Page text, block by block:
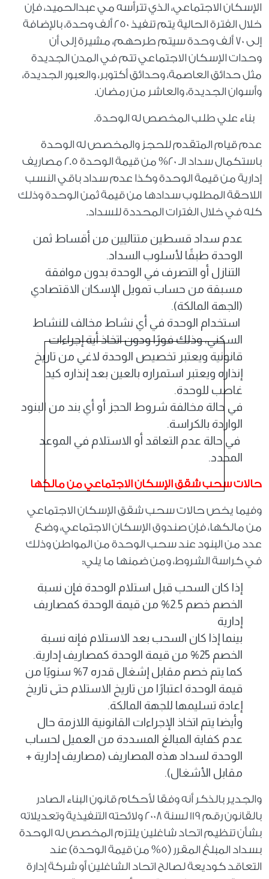
الإسكان الاجتماعي، الذي تترأسه مي عبدالحميد، فإن
خلال الفترة الحالية يتم تنفيذ 250 ألف وحدة، بالإضافة
إلى 70 ألف وحدة سيتم طرحهم، مشيرة إلى أن
وحدات الإسكان الاجتماعي تتم في المدن الجديدة
مثل حدائق العاصمة، وحدائق أكتوبر، والعبور الجديدة،
وأسوان الجديدة، والعاشر من رمضان.
بناء علي طلب المخصص له الوحدة.
عدم قيام المتقدم للحجز والمخصص له الوحدة
باستكمال سداد الـ 20% من قيمة الوحدة 2.5 مصاريف
إدارية من قيمة الوحدة وكذا عدم سداد باقي النسب
اللاحقة المطلوب سدادها من قيمة ثمن الوحدة وذلك
كله في خلال الفترات المحددة للسداد.
عدم سداد قسطين متتاليين من أقساط ثمن
الوحدة طبقًا لأسلوب السداد.
التنازل أو التصرف في الوحدة بدون موافقة
مسبقة من حساب تمويل الإسكان الاقتصادي
(الجهة المالكة).
استخدام الوحدة في أي نشاط مخالف للنشاط
السكني، وذلك فورًا ودون اتخاذ أية إجراءات
قانونية ويعتبر تخصيص الوحدة لاغي من تاريخ
إنذاره ويعتبر استمراره بالعين بعد إنذاره كيد
غاصب للوحدة.
في حالة مخالفة شروط الحجز أو أي بند من البنود
الواردة بالكراسة.
في حالة عدم التعاقد أو الاستلام في الموعد
المحدد.
حالات سحب شقق الإسكان الاجتماعي من مالكها
وفيما يخص حالات سحب شقق الإسكان الاجتماعي
من مالكها، فإن صندوق الإسكان الاجتماعي، وضع
عدد من البنود عند سحب الوحدة من المواطن وذلك
في كراسة الشروط، ومن ضمنها ما يلي:
إذا كان السحب قبل استلام الوحدة فإن نسبة
الخصم خصم 2.5% من قيمة الوحدة كمصاريف
إدارية
بينما إذا كان السحب بعد الاستلام فإنه نسبة
الخصم 25% من قيمة الوحدة كمصاريف إدارية.
كما يتم خصم مقابل إشغال قدره 7% سنويًا من
قيمة الوحدة اعتبارًا من تاريخ الاستلام حتى تاريخ
إعادة تسليمها للجهة المالكة.
وأيضا يتم اتخاذ الإجراءات القانونية اللازمة حال
عدم كفاية المبالغ المسددة من العميل لحساب
الوحدة لسداد هذه المصاريف (مصاريف إدارية +
مقابل الأشغال).
والجدير بالذكر أنه وفقا لأحكام قانون البناء الصادر
بالقانون رقم 119 لسنة 2008 ولائحته التنفيذية وتعديلاته
بشأن تنظيم اتحاد شاغلين يلتزم المخصص له الوحدة
بسداد المبلغ المقرر (5% من قيمة الوحدة) عند
التعاقد كوديعة لصالح اتحاد الشاغلين أو شركة إدارة